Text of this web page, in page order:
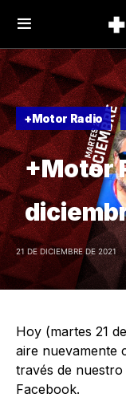
+Motor Radio
+Motor
21 DE DICIEMBRE DE 2021
Hoy (martes 21
aire nuevamente
través de
Facebook.